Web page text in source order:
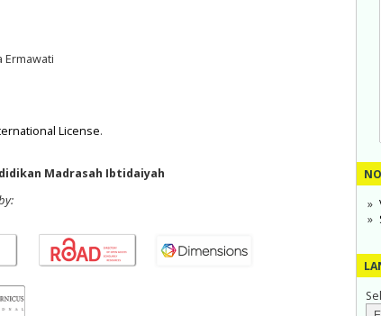
Ermawati
License.
Madrasah Ibtidaiyah